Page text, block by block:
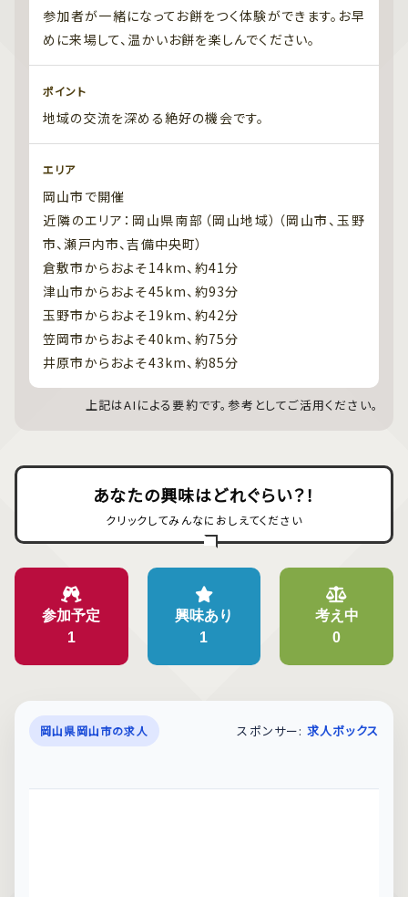
参加者が一緒になってお餅をつく体験ができます。お早
めに来場して、温かいお餅を楽しんでください。
ポイント
地域の交流を深める絶好の機会です。
エリア
岡山市で開催
近隣のエリア：岡山県南部（岡山地域）（岡山市、玉野
市、瀬戸内市、吉備中央町）
倉敷市からおよそ14km、約41分
津山市からおよそ45km、約93分
玉野市からおよそ19km、約42分
笠岡市からおよそ40km、約75分
井原市からおよそ43km、約85分
上記はAIによる要約です。参考としてご活用ください。
あなたの興味はどれぐらい？！
クリックしてみんなにおしえてください
参加予定
1
興味あり
1
考え中
0
岡山県岡山市の求人 スポンサー: 求人ボックス